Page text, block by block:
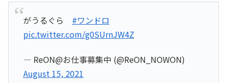
がうるぐら #ワンドロ
pic.twitter.com/g0SUrnJW4Z
— ReON@お仕事募集中 (@ReON_NOWON)
August 15, 2021